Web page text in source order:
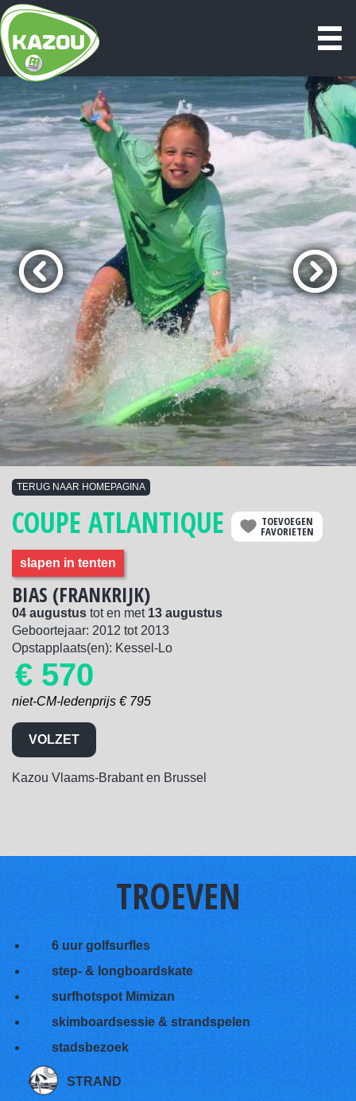
TERUG NAAR HOMEPAGINA
COUPE ATLANTIQUE TOEVOEGEN
FAVORIETEN
slapen in tenten
BIAS (FRANKRIJK)
04 augustus tot en met 13 augustus
Geboortejaar: 2012 tot 2013
Opstapplaats(en): Kessel-Lo
€ 570
niet-CM-ledenprijs € 795
VOLZET
Kazou Vlaams-Brabant en Brussel
TROEVEN
6 uur golfsurfles
step- & longboardskate
surfhotspot Mimizan
skimboardsessie & strandspelen
stadsbezoek
STRAND